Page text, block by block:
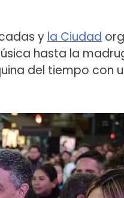
yla Ciudad
hasta la
del tiempo con